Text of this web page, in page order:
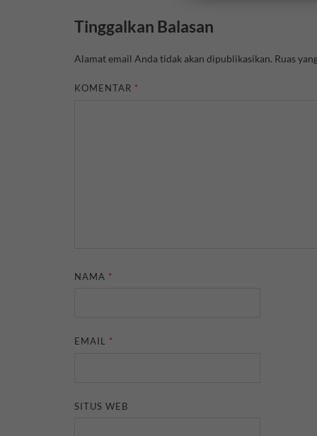
Tinggalkan Balasan
Alamat email Anda tidak akan dipublikasikan. Ruas
KOMENTAR *
NAMA *
EMAIL *
SITUS WEB